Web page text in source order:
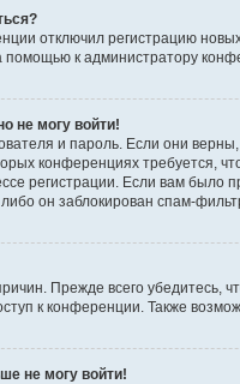
отключил регистрацию
помощью к администратору
не могу войти!
и пароль. Если они
конференциях требуется,
регистрации. Если вам было
он заблокирован спам-
Прежде всего убедитесь,
к конференции. Также
не могу войти!